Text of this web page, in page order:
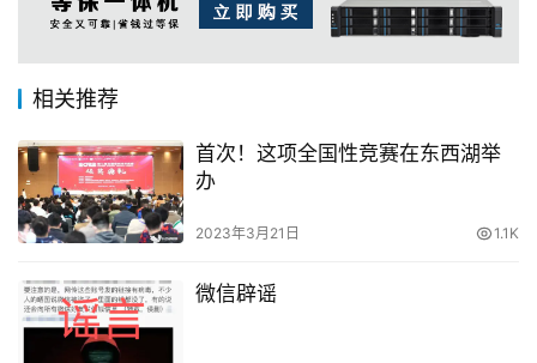
相关推荐
首次！这项全国性竞赛在东西湖举
办
2023年3月21日 1.1K
微信辟谣